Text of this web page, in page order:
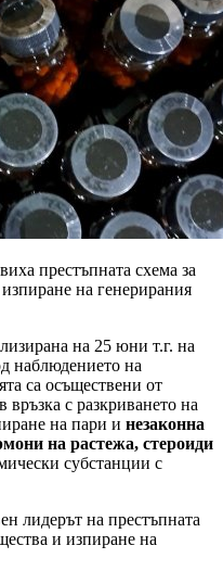
престъпната схема за
на генерирания
на 25 юни т.г. на
наблюдението на
са осъществени от
с разкриването на
на пари и незаконна
на растежа, стероиди
субстанции с
лидерът на престъпната
и изпиране на